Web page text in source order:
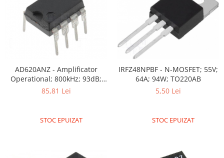
AD620ANZ - Amplificator
Operational; 800kHz; 93dB;
DIP8
85,81 Lei
STOC EPUIZAT
IRFZ48NPBF - N-MOSFET; 55V;
64A; 94W; TO220AB
5,50 Lei
STOC EPUIZAT